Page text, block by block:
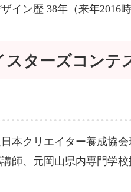
イン歴 38年（来年2016
スターズコンテ
本クリエイター養成協
師、元岡山県内専門学